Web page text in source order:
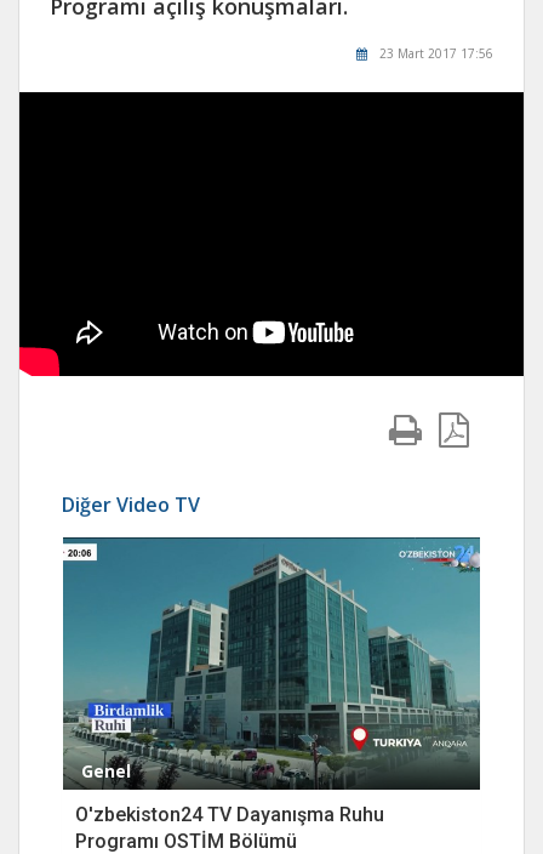
Programı açılış konuşmaları.
23 Mart 2017 17:56
Diğer Video TV
Genel
O'zbekiston24 TV Dayanışma Ruhu
Programı OSTİM Bölümü